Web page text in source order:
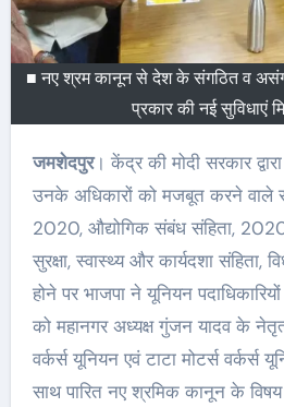
■ नए श्रम कानून से देश के संगठित व
प्रकार की नई सुविधाएं
जमशेदपुर। केंद्र की मोदी सरकार
उनके अधिकारों को मजबूत करने वाले
2020, औद्योगिक संबंध संहिता,
सुरक्षा, स्वास्थ्य और कार्यदशा
होने पर भाजपा ने यूनियन
को महानगर अध्यक्ष गुंजन यादव के
वर्कर्स यूनियन एवं टाटा मोटर्स वर्कर्स
साथ पारित नए श्रमिक कानून के विषय